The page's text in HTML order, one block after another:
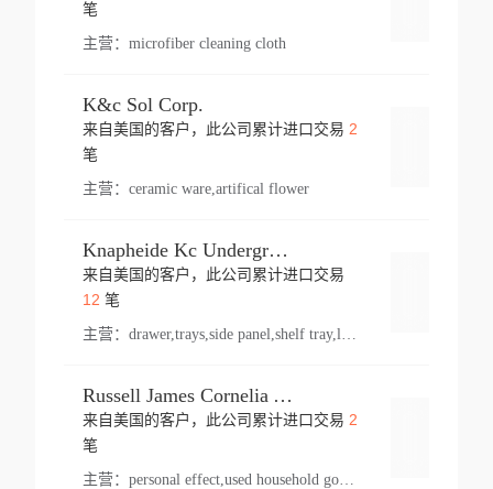
笔
主营： microfiber cleaning cloth
K&c Sol Corp.
来自美国的客户，此公司累计进口交易 2
笔
主营： ceramic ware,artifical flower
Knapheide Kc Underground
来自美国的客户，此公司累计进口交易
12 笔
主营：
Russell James Cornelia Arlington Va
来自美国的客户，此公司累计进口交易 2
笔
主营： personal effect,used household goods